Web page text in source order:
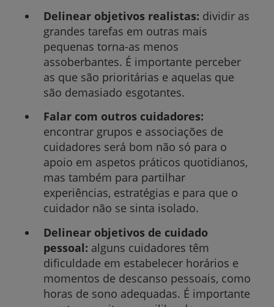
Delinear objetivos realistas: dividir as
grandes tarefas em outras mais
pequenas torna-as menos
assoberbantes. É importante perceber
as que são prioritárias e aquelas que
são demasiado esgotantes.
Falar com outros cuidadores:
encontrar grupos e associações de
cuidadores será bom não só para o
apoio em aspetos práticos quotidianos,
mas também para partilhar
experiências, estratégias e para que o
cuidador não se sinta isolado.
Delinear objetivos de cuidado
pessoal: alguns cuidadores têm
dificuldade em estabelecer horários e
momentos de descanso pessoais, como
horas de sono adequadas. É importante